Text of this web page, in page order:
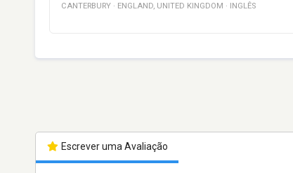
CANTERBURY · ENGLAND, UNITED KINGDOM · INGLÊS
Escrever uma Avaliação